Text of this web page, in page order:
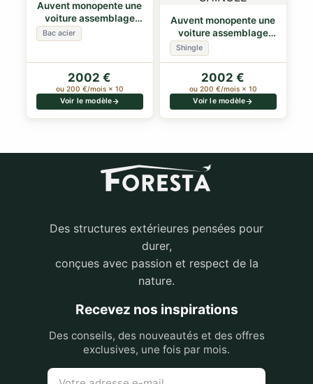
Auvent monopente une
voiture assemblage
traditionnel…
Bac acier
2002 €
ou 200 €/mois × 10
Voir le modèle
Auvent monopente une
voiture assemblage
traditionnel…
Shingle
2002 €
ou 200 €/mois × 10
Voir le modèle
Des structures extérieures pensées pour
durer,
conçues avec passion et respect de la
nature.
Recevez nos inspirations
Des conseils, des nouveautés et des offres
exclusives, une fois par mois.